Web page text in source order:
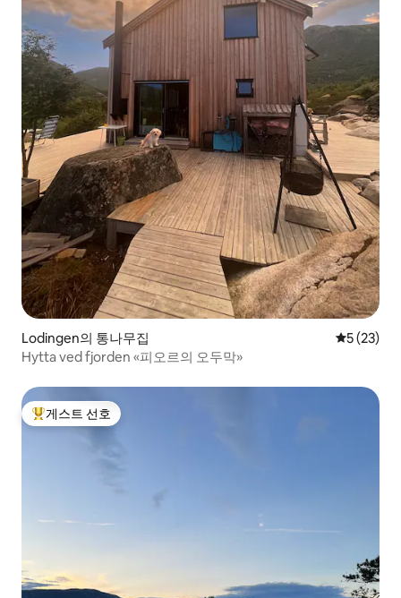
Lodingen의 통나무집 평점 5점
5 (23)
Hytta ved fjorden «피오르의 오두막»
상위 게스트 선호
게스트 선호